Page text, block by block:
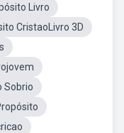
Livro
CristaoLivro 3D
Sobrio